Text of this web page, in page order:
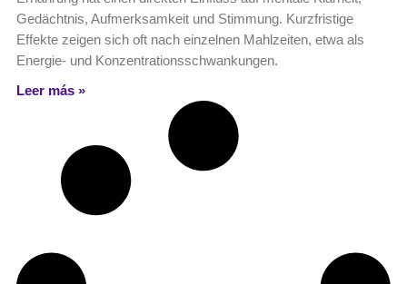
Gedächtnis, Aufmerksamkeit und Stimmung. Kurzfristige
Effekte zeigen sich oft nach einzelnen Mahlzeiten, etwa als
Energie- und Konzentrationsschwankungen.
Leer más »